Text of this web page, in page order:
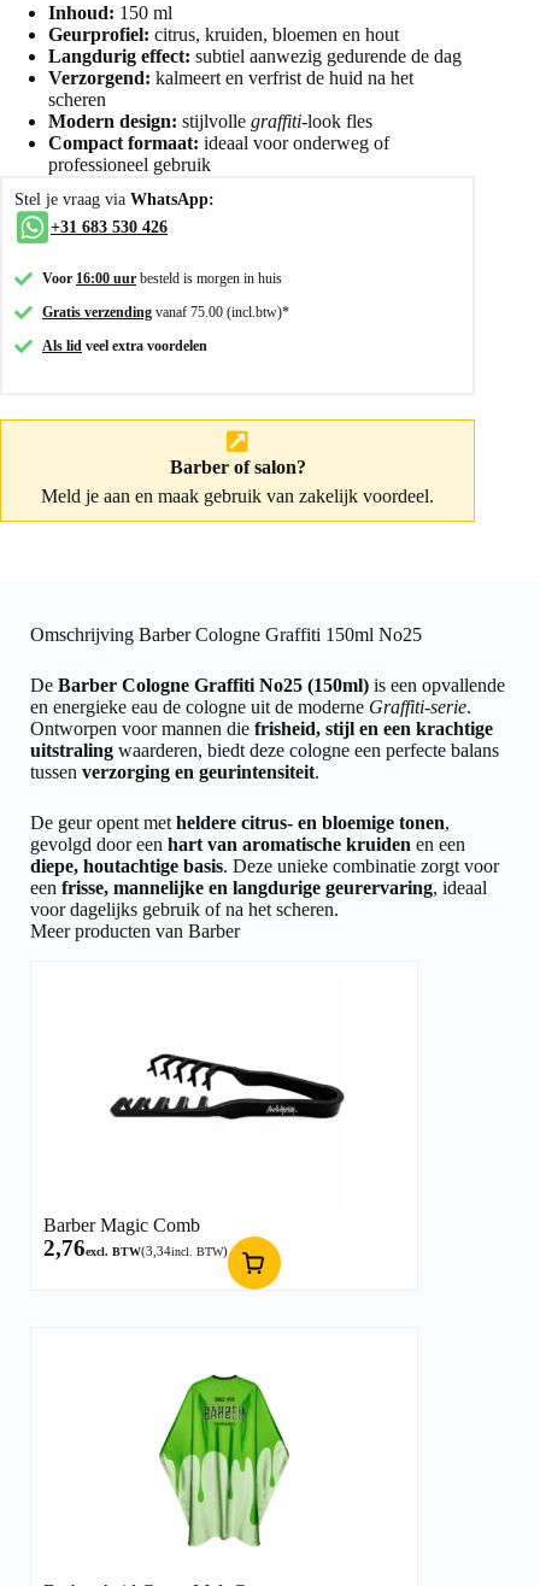
Inhoud: 150 ml
Geurprofiel: citrus, kruiden, bloemen en hout
Langdurig effect: subtiel aanwezig gedurende de dag
Verzorgend: kalmeert en verfrist de huid na het
scheren
Modern design: stijlvolle graffiti-look fles
Compact formaat: ideaal voor onderweg of
professioneel gebruik
Stel je vraag via WhatsApp:
+31 683 530 426
Voor 16:00 uur besteld is morgen in huis
Gratis verzending vanaf 75.00 (incl.btw)*
Als lid veel extra voordelen
Barber of salon?
Meld je aan en maak gebruik van zakelijk voordeel.
Omschrijving Barber Cologne Graffiti 150ml No25
De Barber Cologne Graffiti No25 (150ml) is een opvallende
en energieke eau de cologne uit de moderne Graffiti-serie.
Ontworpen voor mannen die frisheid, stijl en een krachtige
uitstraling waarderen, biedt deze cologne een perfecte balans
tussen verzorging en geurintensiteit.
De geur opent met heldere citrus- en bloemige tonen,
gevolgd door een hart van aromatische kruiden en een
diepe, houtachtige basis. Deze unieke combinatie zorgt voor
een frisse, mannelijke en langdurige geurervaring, ideaal
voor dagelijks gebruik of na het scheren.
Meer producten van Barber
Barber Magic Comb
2,76excl. BTW(3,34incl. BTW)